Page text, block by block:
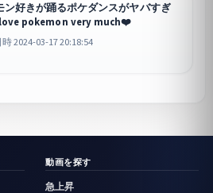
ン好きが踊るポケダンスがヤバすぎ
pokemon very much❤️
2024-03-17 20:18:54
動画を探す
急上昇